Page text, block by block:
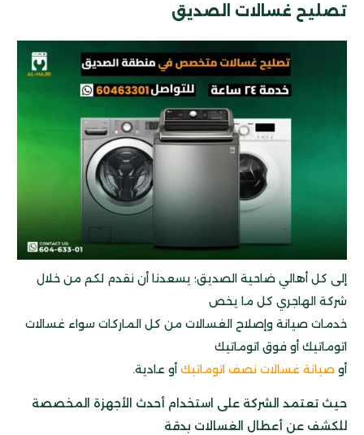
تصليح غسالات الصديق
إلى كل أهالي ضاحية الصديق؛ يسعدنا أن نقدم لكم من خلال
شركة الهاجري كل ما يخص
خدمات صيانة وإصلاح الغسالات من كل الماركات سواء غسالات
اتوماتيك أو فوق اتوماتيك
أو صيانة غسالات نصف اتوماتيك أو عادية.
حيث تعتمد الشركة على استخدام أحدث الأجهزة المخصصة
للكشف عن أعطال الغسالات بدقة